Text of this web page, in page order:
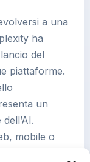
a una
ha
del
piattaforme.
un
mobile o